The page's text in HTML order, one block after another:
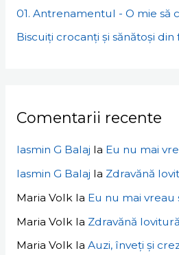
01. Antrenamentul - O mie să
Biscuiți crocanți și sănătoși
Comentarii recente
Iasmin G Balaj la Eu nu mai
Iasmin G Balaj la Zdravănă
Maria Volk la Eu nu mai vreau
Maria Volk la Zdravănă
Maria Volkla Auzi, înveți și